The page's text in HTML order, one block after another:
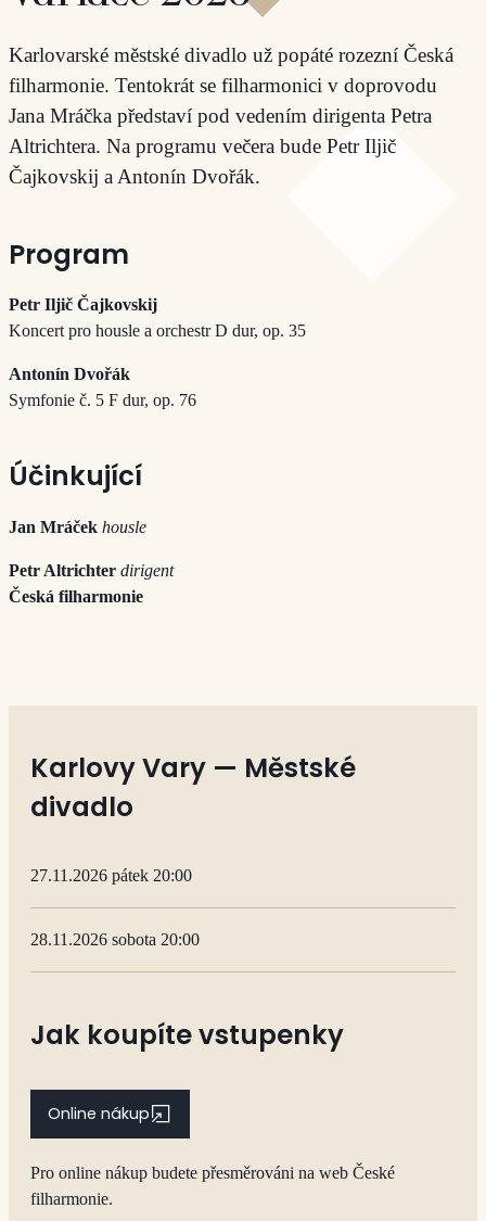
Karlovarské městské divadlo už popáté rozezní Česká
filharmonie. Tentokrát se filharmonici v doprovodu
Jana Mráčka představí pod vedením dirigenta Petra
Altrichtera. Na programu večera bude Petr Iljič
Čajkovskij a Antonín Dvořák.
Program
Petr Iljič Čajkovskij
Koncert pro housle a orchestr D dur, op. 35
Antonín Dvořák
Symfonie č. 5 F dur, op. 76
Účinkující
Jan Mráček housle
Petr Altrichter dirigent
Česká filharmonie
Karlovy Vary — Městské
divadlo
27.11.2026 pátek 20:00
28.11.2026 sobota 20:00
Jak koupíte vstupenky
Online nákup
Pro online nákup budete přesměrováni na web České
filharmonie.